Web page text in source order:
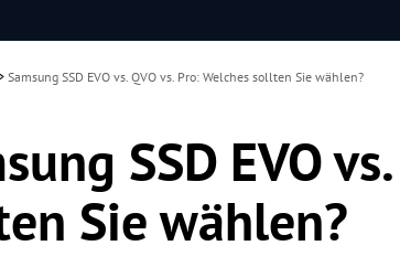
Samsung SSD EVO vs. QVO vs. Pro: Welches sollten Sie wählen?
SSD EVO
Sie wählen?